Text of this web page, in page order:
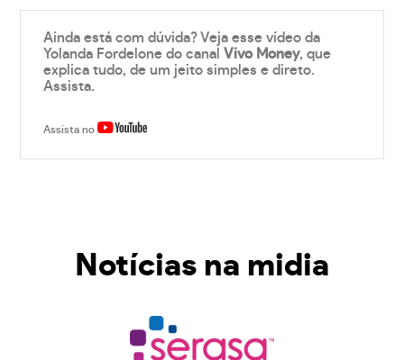
Ainda está com dúvida? Veja esse vídeo da
Yolanda Fordelone do canalVivo Money, que
explica tudo, de um jeito simples e direto.
Assista.
Assista no
Notícias na midia